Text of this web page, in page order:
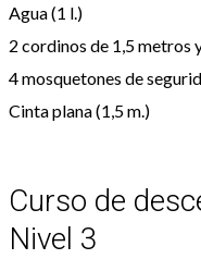
Agua (1 l.)
2 cordinos de 1,5 metros
4 mosquetones de
Cinta plana (1,5 m.)
Curso de
Nivel 3